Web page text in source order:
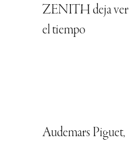
ZENITH deja ver
el tiempo
Audemars Piguet,